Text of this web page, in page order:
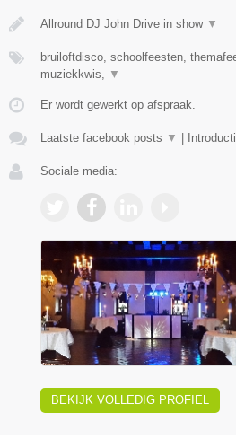
Allround DJ John Drive in show ▼
bruiloftdisco, schoolfeesten,
muziekkwis, ▼
Er wordt gewerkt op afspraak.
Laatste facebook posts ▼
Sociale media:
BEKIJK VOLLEDIG PROFIEL